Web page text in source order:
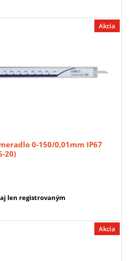
Akcia
0-150/0,01mm IP67
20)
len registrovaným
Akcia